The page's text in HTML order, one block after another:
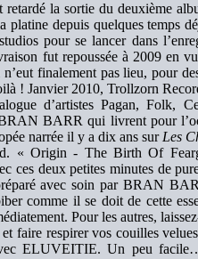
retardé la sortie du deuxième
platine depuis quelques temps
pour se lancer dans
fut repoussée à 2009 en
finalement pas lieu, pour
! Janvier 2010, Trollzorn
d’artistes Pagan, Folk,
BARR qui livrent pour
narrée il y a dix ans sur Les
« Origin - The Birth Of
ces deux petites minutes de
avec soin par BRAN
comme il se doit de cette
Pour les autres,
faire respirer vos couilles
ELUVEITIE. Un peu